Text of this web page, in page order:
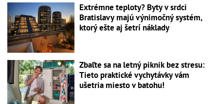
Extrémne teploty? Byty v srdci
Bratislavy majú výnimočný systém,
ktorý ešte aj šetrí náklady
Zbaľte sa na letný piknik bez stresu:
Tieto praktické vychytávky vám
ušetria miesto v batohu!